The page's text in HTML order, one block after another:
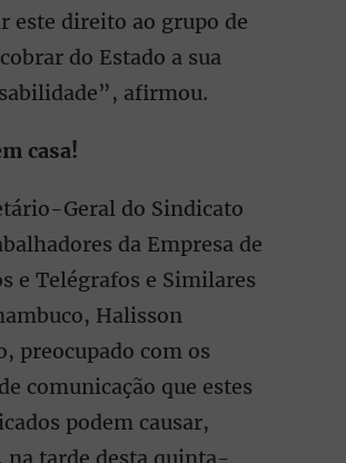
este direito ao grupo de
do Estado a sua
afirmou.
casa!
Geral do Sindicato
da Empresa de
e Telégrafos e Similares
Halisson
preocupado com os
comunicação que estes
podem causar,